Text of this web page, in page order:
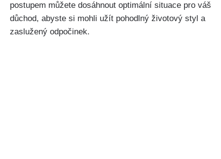
postupem můžete dosáhnout optimální situace pro váš
důchod, abyste si mohli užít pohodlný životový styl a
zaslužený odpočinek.